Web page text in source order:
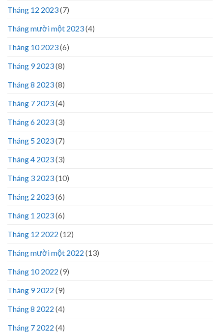
Tháng 12 2023(7)
Tháng mười một 2023(4)
Tháng 10 2023(6)
Tháng 9 2023(8)
Tháng 8 2023(8)
Tháng 7 2023(4)
Tháng 6 2023(3)
Tháng 5 2023(7)
Tháng 4 2023(3)
Tháng 3 2023(10)
Tháng 2 2023(6)
Tháng 1 2023(6)
Tháng 12 2022 (12)
Tháng mười một 2022 (13)
Tháng 10 2022 (9)
Tháng 9 2022 (9)
Tháng 8 2022 (4)
Tháng 7 2022 (4)